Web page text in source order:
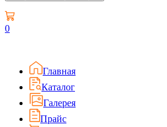
0
Главная
Каталог
Галерея
Прайс